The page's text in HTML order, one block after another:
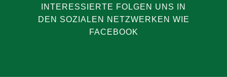
INTERESSIERTE FOLGEN UNS IN
DEN SOZIALEN NETZWERKEN WIE
FACEBOOK